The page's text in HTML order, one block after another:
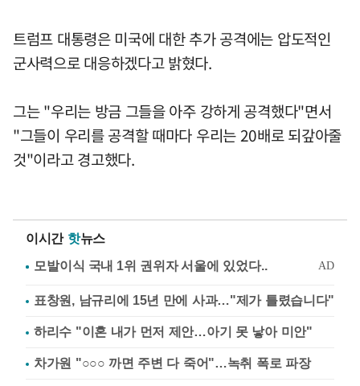
트럼프 대통령은 미국에 대한 추가 공격에는 압도적인
군사력으로 대응하겠다고 밝혔다.
그는 "우리는 방금 그들을 아주 강하게 공격했다"면서
"그들이 우리를 공격할 때마다 우리는 20배로 되갚아줄
것"이라고 경고했다.
이시간 핫뉴스
표창원, 남규리에 15년 만에 사과…"제가 틀렸습니다"
하리수 "이혼 내가 먼저 제안…아기 못 낳아 미안"
차가원 "○○○ 까면 주변 다 죽어"…녹취 폭로 파장